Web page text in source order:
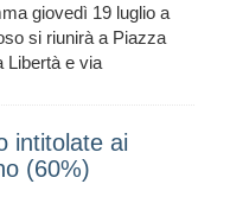
giovedì 19 luglio a
si riunirà a Piazza
Libertà e via
intitolate ai
(60%)